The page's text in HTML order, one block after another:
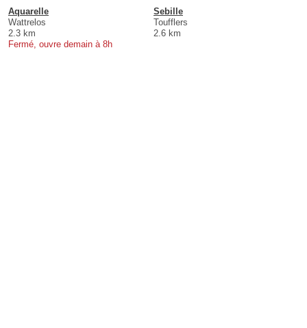
Aquarelle
Wattrelos
2.3 km
Fermé, ouvre demain à 8h
Sebille
Toufflers
2.6 km